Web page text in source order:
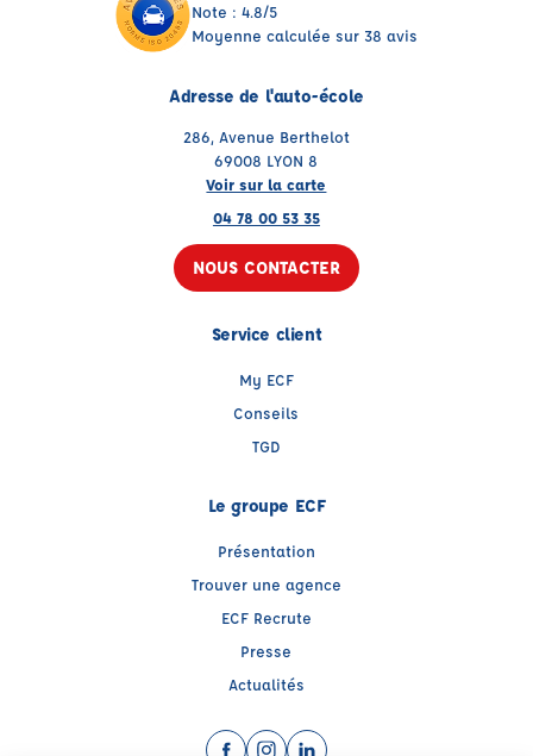
Note : 4.8/5
Moyenne calculée sur 38 avis
Adresse de l'auto-école
286, Avenue Berthelot
69008 LYON 8
Voir sur la carte
04 78 00 53 35
NOUS CONTACTER
Service client
My ECF
Conseils
TGD
Le groupe ECF
Présentation
Trouver une agence
ECF Recrute
Presse
Actualités